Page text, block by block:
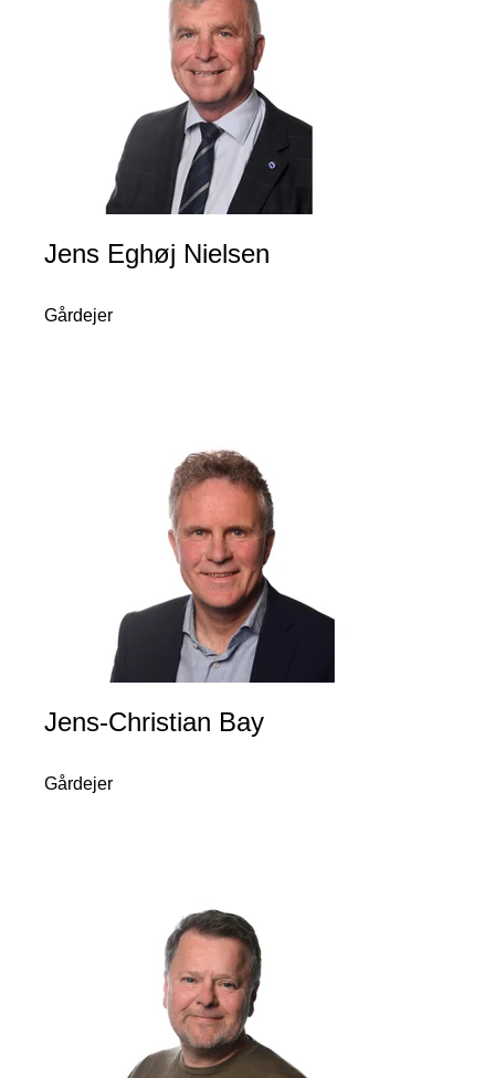
Jens Eghøj Nielsen
Gårdejer
Jens-Christian Bay
Gårdejer